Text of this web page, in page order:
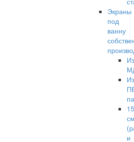
Экраны
под
ванну
Из
Из
см
и